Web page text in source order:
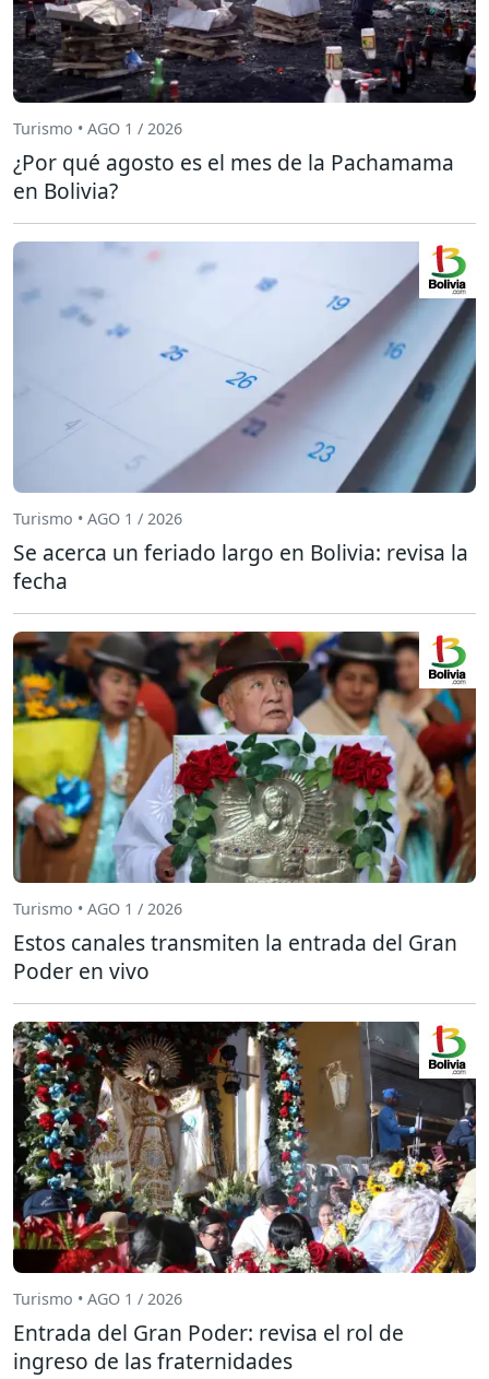
Turismo • AGO 1 / 2026
¿Por qué agosto es el mes de la Pachamama
en Bolivia?
Turismo • AGO 1 / 2026
Se acerca un feriado largo en Bolivia: revisa la
fecha
Turismo • AGO 1 / 2026
Estos canales transmiten la entrada del Gran
Poder en vivo
Turismo • AGO 1 / 2026
Entrada del Gran Poder: revisa el rol de
ingreso de las fraternidades